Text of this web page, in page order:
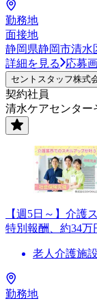
勤務地
面接地
静岡県静岡市清
詳細を見る
応募
セントスタッフ株式
契約社員
清水ケアセンター
【週5日～】介護
特別報酬、約34万
老人介護施
勤務地